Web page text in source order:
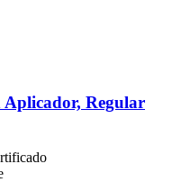
Aplicador, Regular